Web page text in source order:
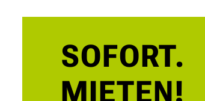
SOFORT.
MIETEN!